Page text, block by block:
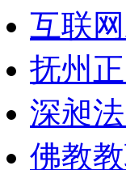
互联
抚州
深昶
佛教